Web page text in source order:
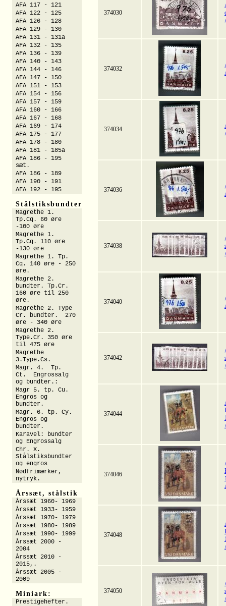
374030
374032
374034
374036
374038
374040
374042
374044
374046
374048
374050
AFA 117 - 121
AFA 122 - 125
AFA 126 - 128
AFA 129 - 130
AFA 131 - 131a
AFA 132 - 135
AFA 136 - 139
AFA 140 - 143
AFA 144 - 146
AFA 147 - 150
AFA 151 - 153
AFA 154 - 156
AFA 157 - 159
AFA 160 - 166
AFA 167 - 168
AFA 169 - 174
AFA 175 - 177
AFA 178 - 180
AFA 181 - 185a
AFA 186 - 195
sæt.
AFA 186 - 189
AFA 190 - 191
AFA 192 - 195
Stålstiksbundter
Magrethe 1.
Tp.Cq. 60 øre
-100 øre
Magrethe 1.
Tp.Cq. 110 øre
-130 øre
Magrethe 1. Tp.
Cq. 140 øre - 250
øre.
Magrethe 2.
bundter. Tp.Cr.
160 øre til 250
øre.
Magrethe 2. Type
Cr. bundter. 270
øre - 340 øre
Magrethe 2.
Type.Cr. 350 øre
til 475 øre
Magrethe
3.Type.Cs.
Magr. 4. Tp.
Ct. Engrossalg
og bundter.:
Magr 5. tp. Cu.
Engros og
bundter.
Magr. 6. tp. Cy.
Engros og
bundter.
Karavel: bundter
og Engrossalg
Chr. X.
Stålstiksbundter
og engros
Nødfrimærker,
nytryk.
Årssæt, stålstik
Årssæt 1960- 1969
Årssæt 1933- 1959
Årssæt 1970- 1979
Årssæt 1980- 1989
Årssæt 1990- 1999
Årssæt 2000 -
2004
Årssæt 2010 -
2015,.
Årssæt 2005 -
2009
Miniark:
Prestigehefter.